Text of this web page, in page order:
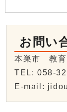
お問い
本巣市 教育
TEL: 058-
E-mail: